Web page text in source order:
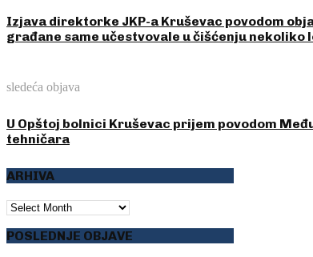
Izjava direktorke JKP-a Kruševac povodom
građane same učestvovale u čišćenju nekoliko
sledeća objava
U Opštoj bolnici Kruševac prijem povodom
tehničara
ARHIVA
ARHIVA
POSLEDNJE OBJAVE